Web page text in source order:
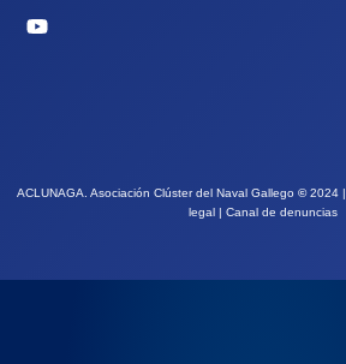
ACLUNAGA. Asociación Clúster del Naval Gallego ©2024 |
legal | Canal de denuncias